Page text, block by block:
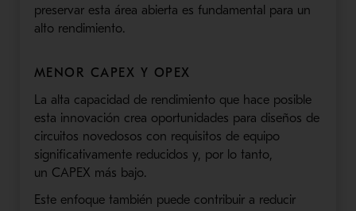
preservar esta área abierta es fundamental para un
alto rendimiento.
MENOR CAPEX Y OPEX
La alta capacidad de rendimiento que hace posible
esta innovación crea oportunidades para diseños de
circuitos novedosos con requisitos de equipo
significativamente reducidos y, por lo tanto,
un CAPEX más bajo.
Este enfoque también puede contribuir a reducir